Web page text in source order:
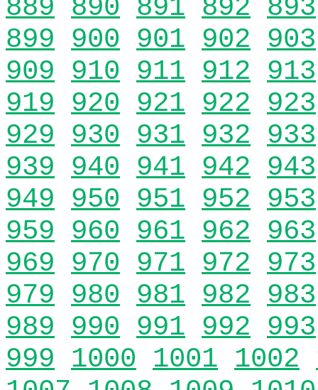
889 890 891 892 893
899 900 901 902 903
909 910 911 912 913
919 920 921 922 923
929 930 931 932 933
939 940 941 942 943
949 950 951 952 953
959 960 961 962 963
969 970 971 972 973
979 980 981 982 983
989 990 991 992 993
999 1000 1001 1002